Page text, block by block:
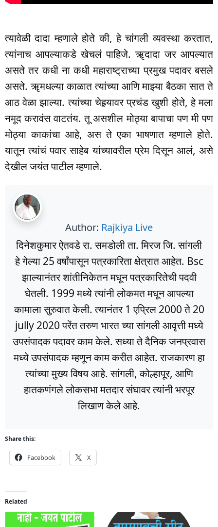
त्यावेळी दादा म्हणाले होते की, हे चांगली व्यवस्था करतात,
त्यांनाच आपल्याकडे खेचलं पाहिजे. ॠदादा जर आपल्यात
असते तर कधी ना कधी महाराष्ट्राच्या प्रमुख पदावर बसले
असते. ॠमधल्या काळात त्यांच्या आणि माझ्या बैठका सात ते
आठ वेळा झाल्या. त्यांच्या चेहर्‍यावर प्रचंड खुशी होते, हे मला
नमूद करावंस वाटतंय. तू असशील मोठ्या बापाचा पण मी पण
मोठ्या काकांचा आहे, अस ते एका भाषणात म्हणाले होते.
यातून त्यांचं पवार साहेब यांच्यावरील प्रेम दिसून आलं, असे
देखील जयंत पाटील म्हणाले.
Author: Rajkiya Live
दिनेशकुमार ऐतवडे रा. समडोली ता. मिरज जि. सांगली
हे गेल्या 25 वर्षांपासून पत्रकारिता क्षेत्रात आहेत. Bsc
झाल्यानंतर शांतीनिकेतन मधून पत्रकारितेची पदवी
घेतली. 1999 मध्ये त्यांनी लोकमत मधून आपल्या
कामाला सुरुवात केली. त्यानंतर 1 एप्रिल 2000 ते 20
jully 2020 परेंत तरुण भारत च्या सांगली आवृत्ती मध्ये
उपसंपादक पदावर काम केले. सध्या ते दैनिक जनप्रवास
मध्ये उपसंपादक म्हणून काम करीत आहेत. राजकारण हा
त्यांच्या मुख्य विषय आहे. सांगली, कोल्हापूर, आणि
हातकणंगले लोकसभा मतदार संघावर त्यांनी भरपूर
लिखाण केले आहे.
Share this:
Facebook X
Related